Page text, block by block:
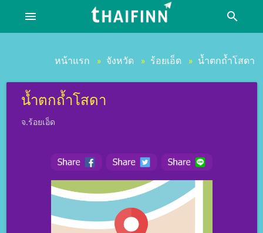
menu search
หน้าแรก » จังหวัด » ร้อยเอ็ด » น้ำตกถ้ำโสดา
น้ำตกถ้ำโสดา
จ.ร้อยเอ็ด